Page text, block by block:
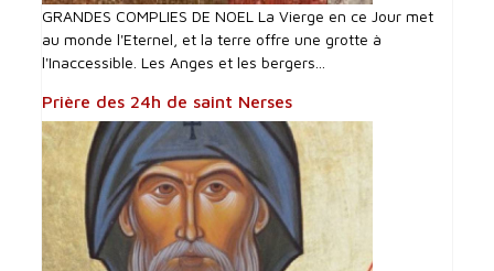
GRANDES COMPLIES DE NOEL La Vierge en ce Jour met
au monde l'Eternel, et la terre offre une grotte à
l'Inaccessible. Les Anges et les bergers...
Prière des 24h de saint Nerses